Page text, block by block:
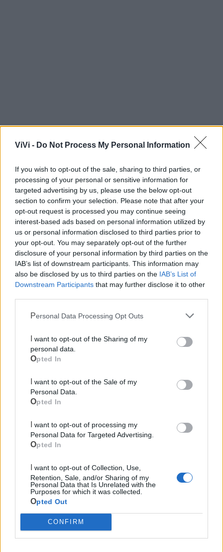
ViVi - Do Not Process My Personal Information
If you wish to opt-out of the sale, sharing to third parties, or
processing of your personal or sensitive information for
targeted advertising by us, please use the below opt-out
section to confirm your selection. Please note that after your
opt-out request is processed you may continue seeing
interest-based ads based on personal information utilized by
us or personal information disclosed to third parties prior to
your opt-out. You may separately opt-out of the further
disclosure of your personal information by third parties on the
IAB’s list of downstream participants. This information may
also be disclosed by us to third parties on the IAB’s List of
Downstream Participants that may further disclose it to other
Personal Data Processing Opt Outs
personal data.
Opted In
Personal Data.
Opted In
Personal Data for Targeted Advertising.
Opted In
Retention, Sale, and/or Sharing of my
Personal Data that Is Unrelated with the
Purposes for which it was collected.
Opted Out
CONFIRM
Mondo CIA
Cia Agricoltori Italiani | Puglia - Area Due
Mari
Scopri tutte le notizie, gli eventi e la Web TV di Cia Puglia - Area
98